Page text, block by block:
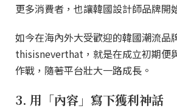
更多消費者，也讓韓國設計師品牌開
如今在海內外大受歡迎的韓國潮流品
thisisneverthat，就是在成立初期便
作戰，隨著平台壯大一路成長。
3. 用「內容」寫下獲利神話